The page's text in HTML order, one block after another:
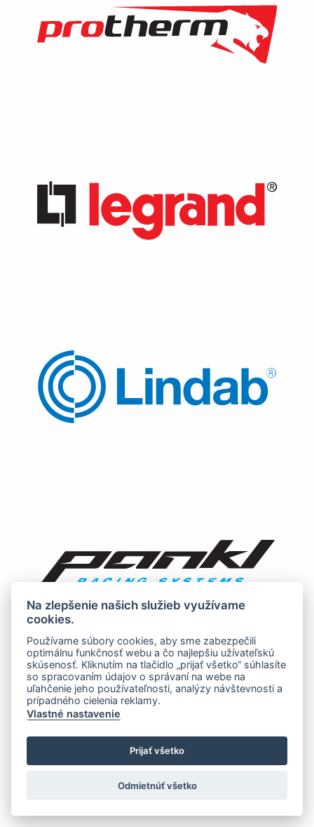
Na zlepšenie našich služieb využívame
cookies.
Používame súbory cookies, aby sme zabezpečili
optimálnu funkčnosť webu a čo najlepšiu užívateľskú
skúsenosť. Kliknutím na tlačidlo „prijať všetko“ súhlasíte
so spracovaním údajov o správaní na webe na
uľahčenie jeho používateľnosti, analýzy návštevnosti a
prípadného cielenia reklamy.
Vlastné nastavenie
Prijať všetko
Odmietnúť všetko